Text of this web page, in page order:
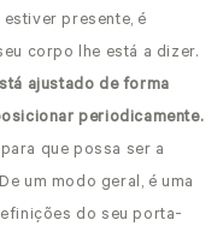
presente, é
corpo lhe está a dizer.
ajustado de forma
periodicamente.
que possa ser a
um modo geral, é uma
do seu porta-